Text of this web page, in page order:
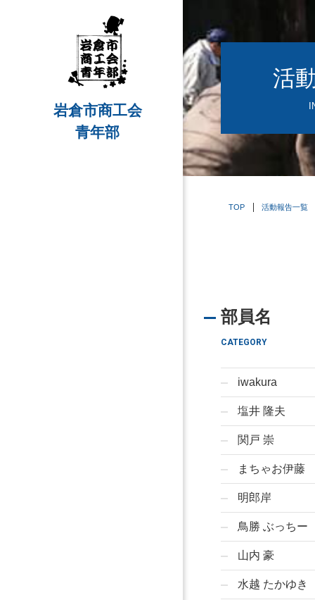
岩倉市商工会
青年部
活
TOP 活動報告一覧
部員名
CATEGORY
iwakura
塩井 隆夫
関戸 崇
まちゃお伊藤
明郎岸
鳥勝 ぶっちー
山内 豪
水越 たかゆき